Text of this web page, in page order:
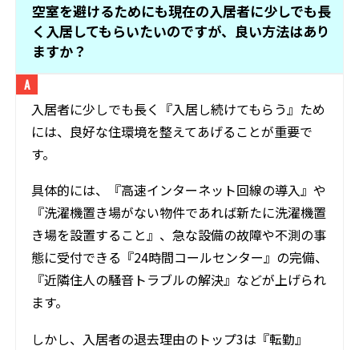
空室を避けるためにも現在の入居者に少しでも長
く入居してもらいたいのですが、良い方法はあり
ますか？
入居者に少しでも長く『入居し続けてもらう』ため
には、良好な住環境を整えてあげることが重要で
す。
具体的には、『高速インターネット回線の導入』や
『洗濯機置き場がない物件であれば新たに洗濯機置
き場を設置すること』、急な設備の故障や不測の事
態に受付できる『24時間コールセンター』の完備、
『近隣住人の騒音トラブルの解決』などが上げられ
ます。
しかし、入居者の退去理由のトップ3は『転勤』